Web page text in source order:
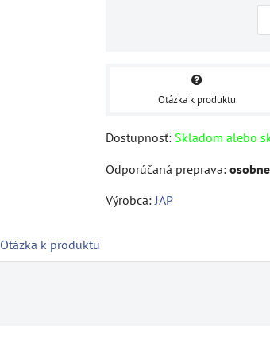
Otázka k produktu
Dostupnosť: Skladom alebo
Výrobca: JAP
Otázka k produktu